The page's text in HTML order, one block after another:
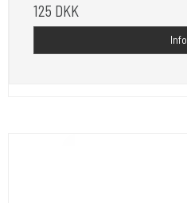
125 DKK
Info